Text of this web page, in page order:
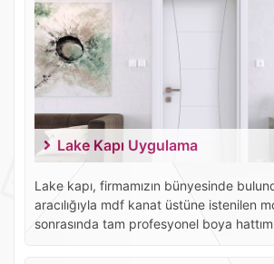
Lake Kapı Uygulama
Lake kapı, firmamızın bünyesinde
aracılığıyla mdf kanat üstüne istenilen
sonrasında tam profesyonel boya